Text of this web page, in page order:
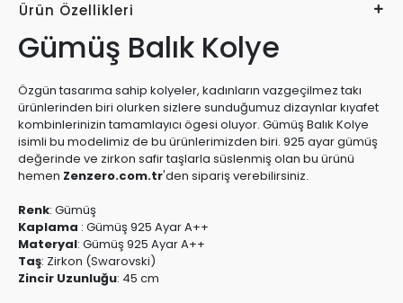
Ürün Özellikleri
Gümüş Balık Kolye
Özgün tasarıma sahip kolyeler, kadınların vazgeçilmez takı
ürünlerinden biri olurken sizlere sunduğumuz dizaynlar kıyafet
kombinlerinizin tamamlayıcı ögesi oluyor. Gümüş Balık Kolye
isimli bu modelimiz de bu ürünlerimizden biri. 925 ayar gümüş
değerinde ve zirkon safir taşlarla süslenmiş olan bu ürünü
hemen Zenzero.com.tr'den sipariş verebilirsiniz.
Renk: Gümüş
Kaplama : Gümüş 925 Ayar A++
Materyal: Gümüş 925 Ayar A++
Taş: Zirkon (Swarovski)
Zincir Uzunluğu: 45 cm